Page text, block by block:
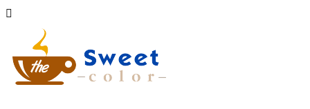
